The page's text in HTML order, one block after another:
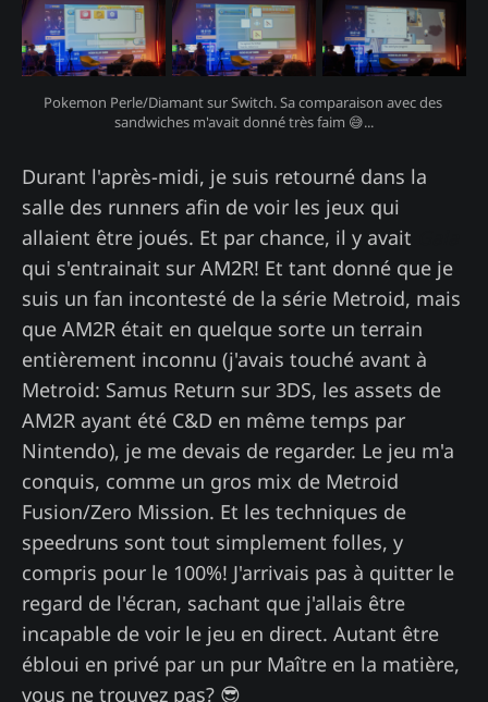
Pokemon Perle/Diamant sur Switch. Sa comparaison avec des
sandwiches m'avait donné très faim 😅...
Durant l'après-midi, je suis retourné dans la
salle des runners afin de voir les jeux qui
allaient être joués. Et par chance, il y avait
qui s'entrainait sur AM2R! Et tant donné que je
suis un fan incontesté de la série Metroid, mais
que AM2R était en quelque sorte un terrain
entièrement inconnu (j'avais touché avant à
Metroid: Samus Return sur 3DS, les assets de
AM2R ayant été C&D en même temps par
Nintendo), je me devais de regarder. Le jeu m'a
conquis, comme un gros mix de Metroid
Fusion/Zero Mission. Et les techniques de
speedruns sont tout simplement folles, y
compris pour le 100%! J'arrivais pas à quitter le
regard de l'écran, sachant que j'allais être
incapable de voir le jeu en direct. Autant être
ébloui en privé par un pur Maître en la matière,
vous ne trouvez pas? 😎